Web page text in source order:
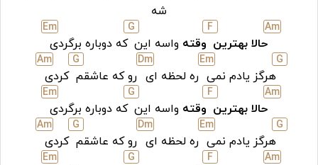
شه
Am
حالا بهترین
F
وقته واسه این
G
که دوباره برگردى
Em
G
هرگز یادم نمى
Em
ره لحظه اى
Dm
رو که عاشقم
G
کردى
Am
Am
حالا بهترین
F
وقته واسه این
G
که دوباره برگردى
Em
G
هرگز یادم نمى
Em
ره لحظه اى
Dm
رو که عاشقم
G
کردى
Am
Am
F
G
Em